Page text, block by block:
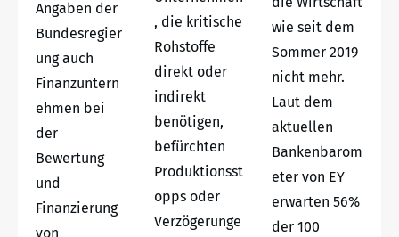
Angaben der
Bundesregier
ung auch
Finanzuntern
ehmen bei
der
Bewertung
und
Finanzierung
von
, die kritische
Rohstoffe
direkt oder
indirekt
benötigen,
befürchten
Produktionsst
opps oder
Verzögerunge
wie seit dem
Sommer 2019
nicht mehr.
Laut dem
aktuellen
Bankenbarom
eter von EY
erwarten 56%
der 100